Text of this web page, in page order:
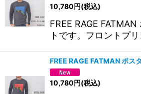
10,780円(税込)
FREE RAGE
トです。フロントプ
FREE RAGE FATMAN ポ
10,780円(税込)